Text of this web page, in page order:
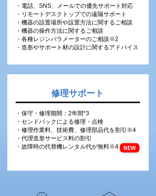
・電話、SNS、メールでの優先サポート対応
・リモートデスクトップでの遠隔サポート
・機器の設置場所や設置方法に関するご相談
・機器の操作方法に関するご相談
・各種レジンパラメーターのご相談※2
・造形やサポート材の設計に関するアドバイス
修理サポート
・保守・修理期間：2年間*3
・センドバックによる修理・点検
・修理作業料、技術費、修理部品代を割引※4
・代理造形サービス料の割引
・故障時の代替機レンタル代が無料※4